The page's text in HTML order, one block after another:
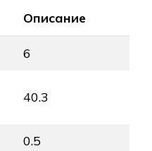
Описание
6
40.3
0.5